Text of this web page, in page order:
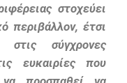
στοχεύει
περιβάλλον, έτσι
σύγχρονες
ευκαιρίες που